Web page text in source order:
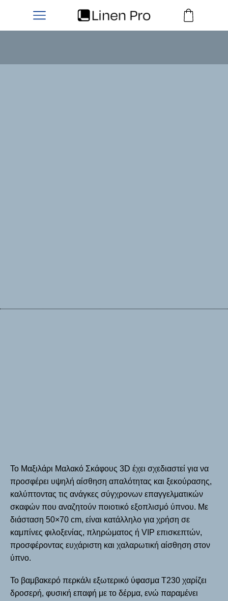
Το Μαξιλάρι Μαλακό Σκάφους 3D έχει σχεδιαστεί για να
προσφέρει υψηλή αίσθηση απαλότητας και ξεκούρασης,
καλύπτοντας τις ανάγκες σύγχρονων επαγγελματικών
σκαφών που αναζητούν ποιοτικό εξοπλισμό ύπνου. Με
διάσταση 50×70 cm, είναι κατάλληλο για χρήση σε
καμπίνες φιλοξενίας, πληρώματος ή VIP επισκεπτών,
προσφέροντας ευχάριστη και χαλαρωτική αίσθηση στον
ύπνο.
Το βαμβακερό περκάλι εξωτερικό ύφασμα T230 χαρίζει
δροσερή, φυσική επαφή με το δέρμα, ενώ παραμένει